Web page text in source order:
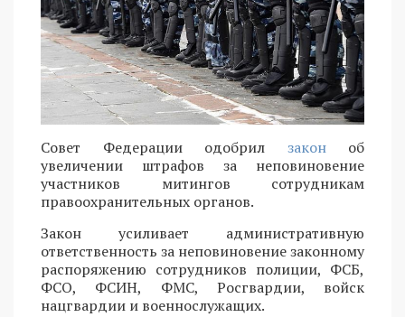
Совет Федерации одобрил законоб
увеличении штрафов за неповиновение
участников митингов сотрудникам
правоохранительных органов.
Закон усиливает административную
ответственность за неповиновение законному
распоряжению сотрудников полиции, ФСБ,
ФСО, ФСИН, ФМС, Росгвардии, войск
нацгвардии и военнослужащих.